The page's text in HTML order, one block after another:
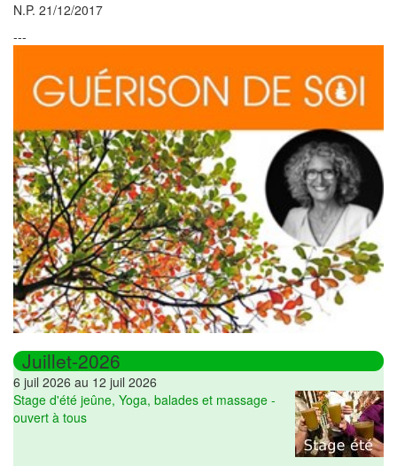
N.P. 21/12/2017
---
Juillet-2026
6 juil 2026 au 12 juil 2026
Stage d'été jeûne, Yoga, balades et massage -
ouvert à tous